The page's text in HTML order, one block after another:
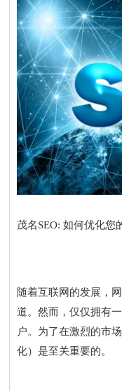
茂名SEO: 如何优化您
随着互联网的发展，
道。然而，仅仅拥有
户。为了在激烈的市
化）是至关重要的。